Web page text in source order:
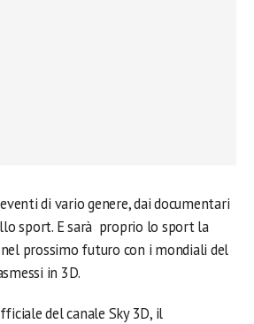
di vario genere, dai documentari
sport. E sarà proprio lo sport la
prossimo futuro con i mondiali del
in 3D.
del canale Sky 3D, il